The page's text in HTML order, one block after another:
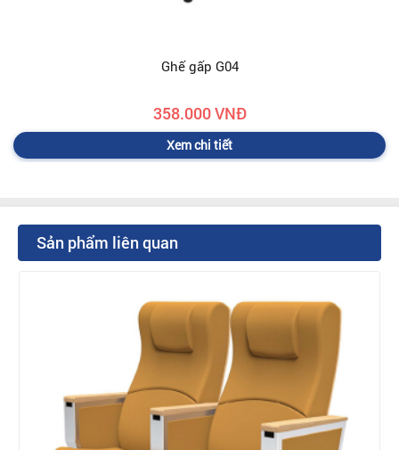
Ghế gấp G04
358.000 VNĐ
Xem chi tiết
Sản phẩm liên quan